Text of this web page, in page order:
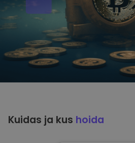
Kuidas ja kus hoida